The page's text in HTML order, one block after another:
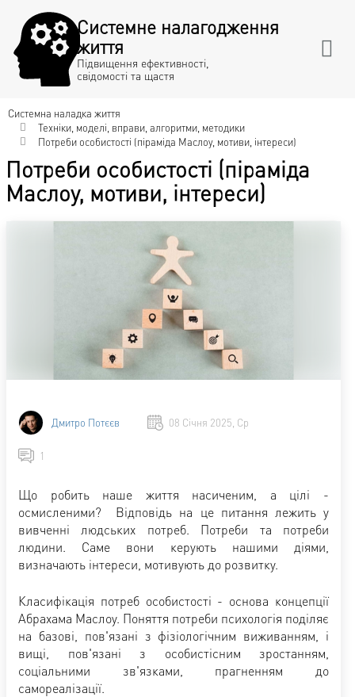
Системне налагодження
життя
Підвищення ефективності,
свідомості та щастя
Системна наладка життя
Техніки, моделі, вправи, алгоритми, методики
Потреби особистості (піраміда Маслоу, мотиви, інтереси)
Потреби особистості (піраміда
Маслоу, мотиви, інтереси)
Дмитро Потєєв 08 Січня 2025, Ср
1
Що робить наше життя насиченим, а цілі -
осмисленими? Відповідь на це питання лежить у
вивченні людських потреб. Потреби та потреби
людини. Саме вони керують нашими діями,
визначають інтереси, мотивують до розвитку.
Класифікація потреб особистості - основа концепції
Абрахама Маслоу. Поняття потреби психологія поділяє
на базові, пов'язані з фізіологічним виживанням, і
вищі, пов'язані з особистісним зростанням,
соціальними зв'язками, прагненням до
самореалізації.